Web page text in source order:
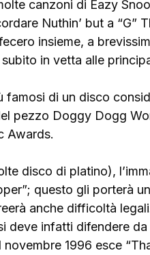
canzoni di Eazy
Nuthin’ but a “G”
insieme, a
in vetta alle
famosi di un disco
pezzo Doggy Dogg
Awards.
disco di platino),
questo gli porterà
anche difficoltà
deve infatti difendere
1996 esce